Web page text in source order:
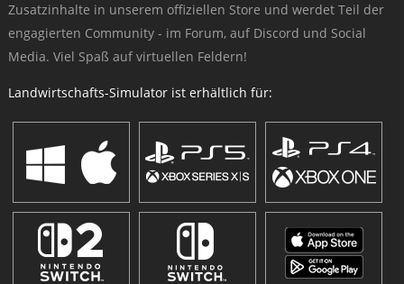
Zusatzinhalte in unserem offiziellen Store und werdet Teil der
engagierten Community - im Forum, auf Discord und Social
Media. Viel Spaß auf virtuellen Feldern!
Landwirtschafts-Simulator ist erhältlich für: